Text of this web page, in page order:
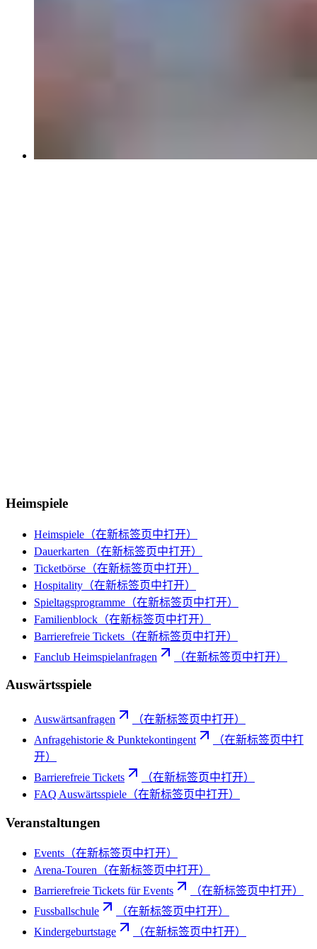
Heimspiele
Heimspiele （在新标签页中打开）
Dauerkarten （在新标签页中打开）
Ticketbörse （在新标签页中打开）
Hospitality （在新标签页中打开）
Spieltagsprogramme （在新标签页中打开）
Familienblock （在新标签页中打开）
Barrierefreie Tickets （在新标签页中打开）
Fanclub Heimspielanfragen
（在新标签页中打开）
Auswärtsspiele
Auswärtsanfragen
（在新标签页中打开）
Anfragehistorie & Punktekontingent
（在新标签页中打
开）
Barrierefreie Tickets
（在新标签页中打开）
FAQ Auswärtsspiele （在新标签页中打开）
Veranstaltungen
Events （在新标签页中打开）
Arena-Touren （在新标签页中打开）
Barrierefreie Tickets für Events
（在新标签页中打开）
Fussballschule
（在新标签页中打开）
Kindergeburtstage
（在新标签页中打开）